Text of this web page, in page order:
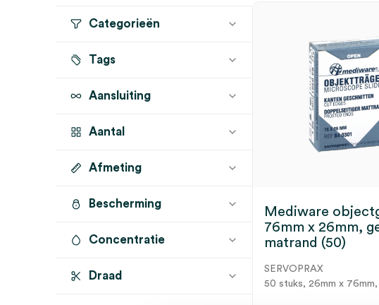
SERVOPRAX (1)
Categorieën
Dekglaasjes
Tags
Aansluiting
Aantal
50 stuks (1)
Afmeting
26mm x 76mm (1)
Bescherming
Concentratie
Draad
Mediware
76mm x 26mm,
matrand (50)
SERVOPRAX
50 stuks, 26mm x 76mm,